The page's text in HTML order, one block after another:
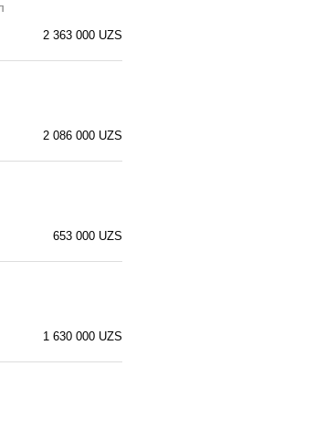
2 363 000 UZS
2 086 000 UZS
653 000 UZS
1 630 000 UZS